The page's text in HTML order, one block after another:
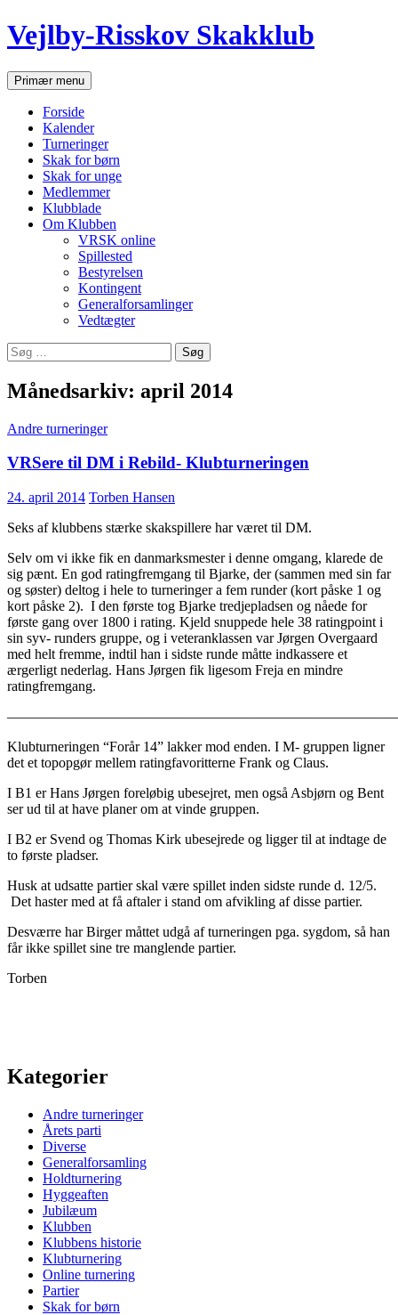
Hop
til
Vejlby-Risskov Skakklub
SøgPrimær menu
Forside
Kalender
Turneringer
Skak for børn
Skak for unge
Medlemmer
Klubblade
Om Klubben
VRSK online
Spillested
Bestyrelsen
Kontingent
Generalforsamlinger
Vedtægter
Søg
efter:
Månedsarkiv: april 2014
Andre turneringer
VRSere til DM i Rebild- Klubturneringen
24. april 2014 Torben Hansen
Seks af klubbens stærke skakspillere har været til DM.
Selv om vi ikke fik en danmarksmester i denne omgang, klarede de
sig pænt. En god ratingfremgang til Bjarke, der (sammen med sin far
og søster) deltog i hele to turneringer a fem runder (kort påske 1 og
kort påske 2). I den første tog Bjarke tredjepladsen og nåede for
første gang over 1800 i rating. Kjeld snuppede hele 38 ratingpoint i
sin syv- runders gruppe, og i veteranklassen var Jørgen Overgaard
med helt fremme, indtil han i sidste runde måtte indkassere et
ærgerligt nederlag. Hans Jørgen fik ligesom Freja en mindre
ratingfremgang.
Klubturneringen “Forår 14” lakker mod enden. I M- gruppen ligner
det et topopgør mellem ratingfavoritterne Frank og Claus.
I B1 er Hans Jørgen foreløbig ubesejret, men også Asbjørn og Bent
ser ud til at have planer om at vinde gruppen.
I B2 er Svend og Thomas Kirk ubesejrede og ligger til at indtage de
to første pladser.
Husk at udsatte partier skal være spillet inden sidste runde d. 12/5.
Det haster med at få aftaler i stand om afvikling af disse partier.
Desværre har Birger måttet udgå af turneringen pga. sygdom, så han
får ikke spillet sine tre manglende partier.
Torben
Kategorier
Andre turneringer
Årets parti
Diverse
Generalforsamling
Holdturnering
Hyggeaften
Jubilæum
Klubben
Klubbens historie
Klubturnering
Online turnering
Partier
Skak for børn